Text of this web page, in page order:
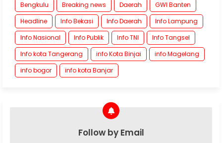
Bengkulu Breaking news Daerah
GWI Banten
Headline
Info Bekasi Info Daerah
Info Lampung
Info Nasional
Info Publik Info TNI
Info Tangsel
Info kota Tangerang
info Kota Binjai
info Magelang
info bogor
info kota Banjar
Follow by Email